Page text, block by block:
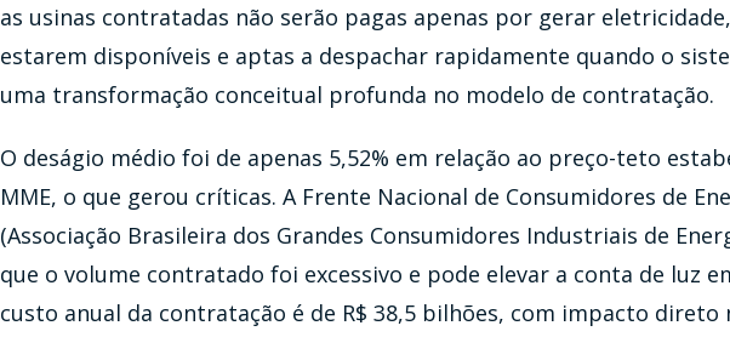
as usinas contratadas não serão pagas apenas por gerar
estarem disponíveis e aptas a despachar rapidamente quando o
uma transformação conceitual profunda no modelo de contratação.
O deságio médio foi de apenas 5,52% em relação ao preço-teto
MME, o que gerou críticas. A Frente Nacional de Consumidores de
(Associação Brasileira dos Grandes Consumidores Industriais de
que o volume contratado foi excessivo e pode elevar a conta de luz
custo anual da contratação é de R$ 38,5 bilhões, com impacto direto